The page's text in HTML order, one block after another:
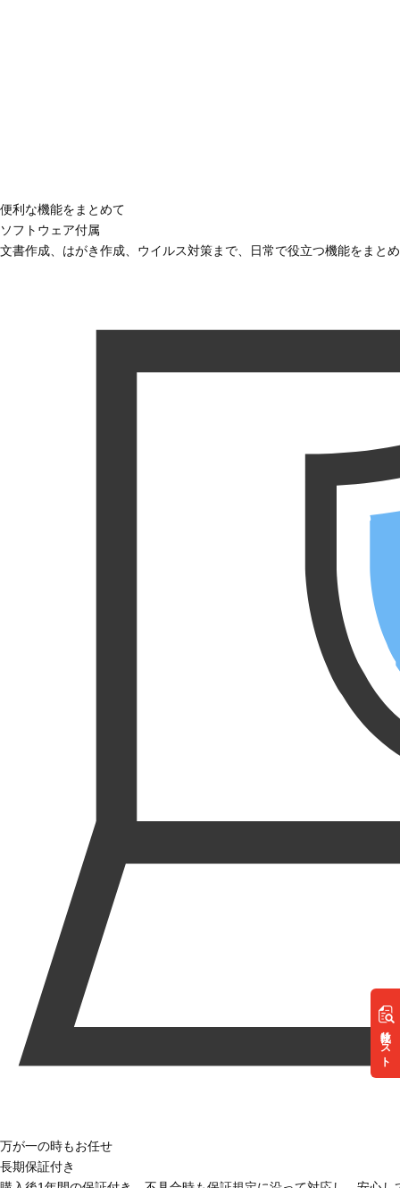
リスト
便利な機能をまとめて
ソフトウェア付属
文書作成、はがき作成、ウイルス対策まで、日常で役立つ機能をまと
万が一の時もお任せ
長期保証付き